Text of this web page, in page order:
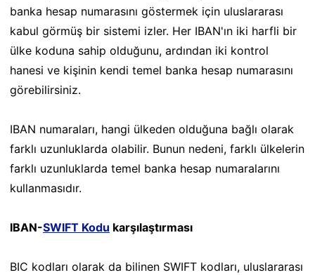
banka hesap numarasını göstermek için uluslararası
kabul görmüş bir sistemi izler. Her IBAN'ın iki harfli bir
ülke koduna sahip olduğunu, ardından iki kontrol
hanesi ve kişinin kendi temel banka hesap numarasını
görebilirsiniz.
IBAN numaraları, hangi ülkeden olduğuna bağlı olarak
farklı uzunluklarda olabilir. Bunun nedeni, farklı ülkelerin
farklı uzunluklarda temel banka hesap numaralarını
kullanmasıdır.
IBAN-SWIFT Kodu karşılaştırması
BIC kodları olarak da bilinen SWIFT kodları, uluslararası